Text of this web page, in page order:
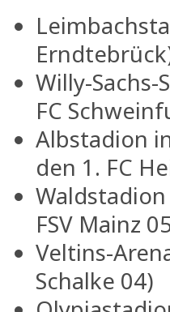
Willy-
FC
Albstadion
den 1. FC
FSV Mainz
Veltins-
Schalke 04)